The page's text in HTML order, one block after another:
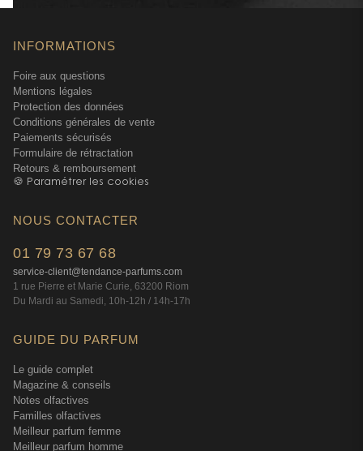
INFORMATIONS
Foire aux questions
Mentions légales
Protection des données
Conditions générales de vente
Paiements sécurisés
Formulaire de rétractation
Retours & remboursement
🍪 Paramétrer les cookies
NOUS CONTACTER
01 79 73 67 68
service-client@tendance-parfums.com
1 rue Pierre et Marie Curie, 63200 Riom
Du Mardi au Samedi, 10h-12h / 14h-17h
GUIDE DU PARFUM
Le guide complet
Magazine & conseils
Notes olfactives
Familles olfactives
Meilleur parfum femme
Meilleur parfum homme